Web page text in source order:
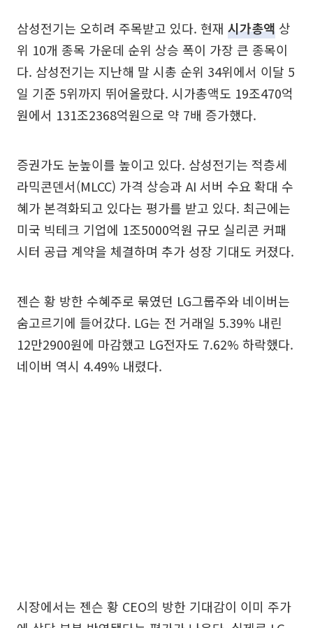
삼성전기는 오히려 주목받고 있다. 현재 시가총액 상
위 10개 종목 가운데 순위 상승 폭이 가장 큰 종목이
다. 삼성전기는 지난해 말 시총 순위 34위에서 이달 5
일 기준 5위까지 뛰어올랐다. 시가총액도 19조470억
원에서 131조2368억원으로 약 7배 증가했다.
증권가도 눈높이를 높이고 있다. 삼성전기는 적층세
라믹콘덴서(MLCC) 가격 상승과 AI 서버 수요 확대 수
혜가 본격화되고 있다는 평가를 받고 있다. 최근에는
미국 빅테크 기업에 1조5000억원 규모 실리콘 커패
시터 공급 계약을 체결하며 추가 성장 기대도 커졌다.
젠슨 황 방한 수혜주로 묶였던 LG그룹주와 네이버는
숨고르기에 들어갔다. LG는 전 거래일 5.39% 내린
12만2900원에 마감했고 LG전자도 7.62% 하락했다.
네이버 역시 4.49% 내렸다.
시장에서는 젠슨 황 CEO의 방한 기대감이 이미 주가